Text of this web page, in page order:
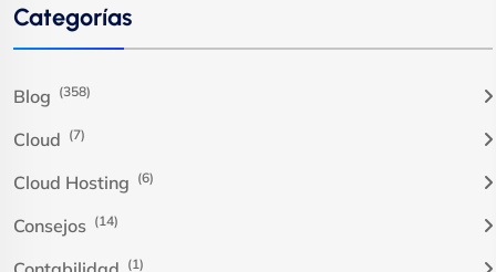
Categorías
Blog (358)
Cloud (7)
Cloud Hosting (6)
Consejos (14)
(1)